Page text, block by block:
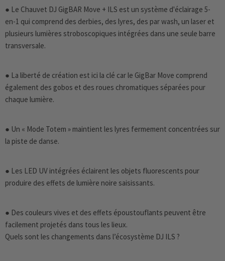
● Le Chauvet DJ GigBAR Move + ILS est un système d'éclairage 5-
en-1 qui comprend des derbies, des lyres, des par wash, un laser et
plusieurs lumières stroboscopiques intégrées dans une seule barre
transversale.
● La liberté de création est ici la clé car le GigBar Move comprend
également des gobos et des roues chromatiques séparées pour
chaque lumière.
● Un « Mode Totem » maintient les lyres fermement concentrées sur
la piste de danse.
● Les LED UV intégrées éclairent les objets fluorescents pour
produire des effets de lumière noire saisissants.
● Des couleurs vives et des effets époustouflants peuvent être
facilement projetés dans tous les lieux.
Quels sont les changements dans l’écosystème DJ ILS ?